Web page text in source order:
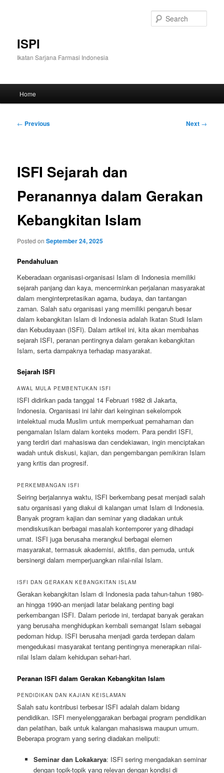
ISPI
Ikatan Sarjana Farmasi Indonesia
Home
Post
← Previous Next →
ISFI Sejarah dan
Peranannya dalam Gerakan
Kebangkitan Islam
Posted onSeptember 24, 2025
Pendahuluan
Keberadaan organisasi-organisasi Islam di Indonesia memiliki
sejarah panjang dan kaya, mencerminkan perjalanan masyarakat
dalam menginterpretasikan agama, budaya, dan tantangan
zaman. Salah satu organisasi yang memiliki pengaruh besar
dalam kebangkitan Islam di Indonesia adalah Ikatan Studi Islam
dan Kebudayaan (ISFI). Dalam artikel ini, kita akan membahas
sejarah ISFI, peranan pentingnya dalam gerakan kebangkitan
Islam, serta dampaknya terhadap masyarakat.
Sejarah ISFI
AWAL MULA PEMBENTUKAN ISFI
ISFI didirikan pada tanggal 14 Februari 1982 di Jakarta,
Indonesia. Organisasi ini lahir dari keinginan sekelompok
intelektual muda Muslim untuk memperkuat pemahaman dan
pengamalan Islam dalam konteks modern. Para pendiri ISFI,
yang terdiri dari mahasiswa dan cendekiawan, ingin menciptakan
wadah untuk diskusi, kajian, dan pengembangan pemikiran Islam
yang kritis dan progresif.
PERKEMBANGAN ISFI
Seiring berjalannya waktu, ISFI berkembang pesat menjadi salah
satu organisasi yang diakui di kalangan umat Islam di Indonesia.
Banyak program kajian dan seminar yang diadakan untuk
mendiskusikan berbagai masalah kontemporer yang dihadapi
umat. ISFI juga berusaha merangkul berbagai elemen
masyarakat, termasuk akademisi, aktifis, dan pemuda, untuk
bersinergi dalam memperjuangkan nilai-nilai Islam.
ISFI DAN GERAKAN KEBANGKITAN ISLAM
Gerakan kebangkitan Islam di Indonesia pada tahun-tahun 1980-
an hingga 1990-an menjadi latar belakang penting bagi
perkembangan ISFI. Dalam periode ini, terdapat banyak gerakan
yang berusaha menghidupkan kembali semangat Islam sebagai
pedoman hidup. ISFI berusaha menjadi garda terdepan dalam
mengedukasi masyarakat tentang pentingnya menerapkan nilai-
nilai Islam dalam kehidupan sehari-hari.
Peranan ISFI dalam Gerakan Kebangkitan Islam
PENDIDIKAN DAN KAJIAN KEISLAMAN
Salah satu kontribusi terbesar ISFI adalah dalam bidang
pendidikan. ISFI menyelenggarakan berbagai program pendidikan
dan pelatihan, baik untuk kalangan mahasiswa maupun umum.
Beberapa program yang sering diadakan meliputi:
Seminar dan Lokakarya: ISFI sering mengadakan seminar
dengan topik-topik yang relevan dengan kondisi di